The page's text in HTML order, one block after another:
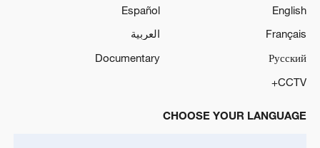
English
Español
Français
العربية
Русский
Documentary
CCTV+
CHOOSE YOUR LANGUAGE